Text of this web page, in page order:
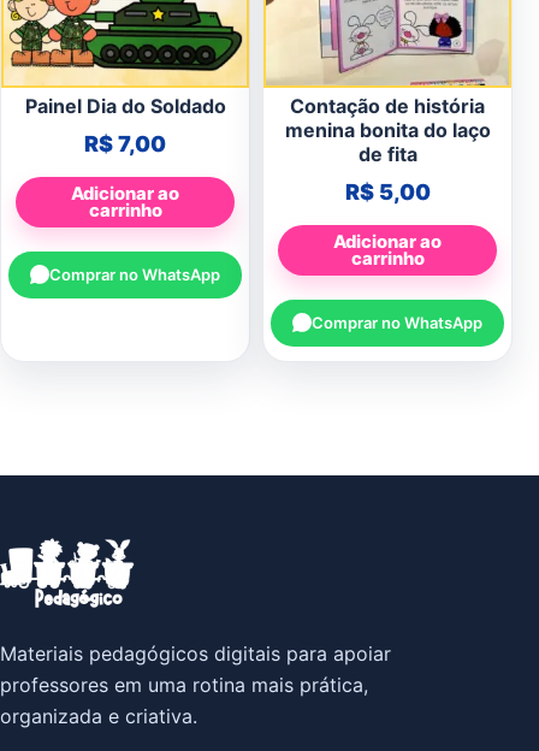
Painel Dia do Soldado
R$7,00
Adicionar ao
carrinho
Comprar no WhatsApp
Contação de história
menina bonita do laço
de fita
R$5,00
Adicionar ao
carrinho
Comprar no WhatsApp
Materiais pedagógicos digitais para apoiar
professores em uma rotina mais prática,
organizada e criativa.